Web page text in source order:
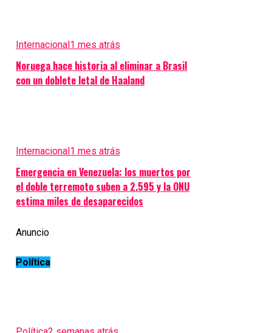
Internacional1 mes atrás
Noruega hace historia al eliminar a Brasil
con un doblete letal de Haaland
Internacional1 mes atrás
Emergencia en Venezuela: los muertos por
el doble terremoto suben a 2.595 y la ONU
estima miles de desaparecidos
Anuncio
Política